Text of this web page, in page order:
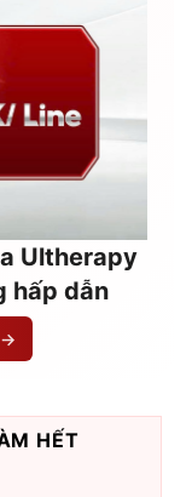
Ultherapy
hấp dẫn
→
HẾT